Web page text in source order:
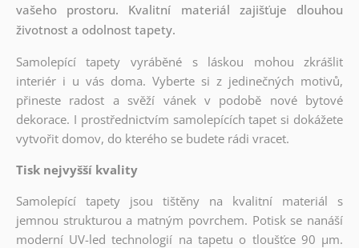
vašeho prostoru. Kvalitní materiál zajišťuje dlouhou
životnost a odolnost tapety.
Samolepící tapety vyráběné s láskou mohou zkrášlit
interiér i u vás doma. Vyberte si z jedinečných motivů,
přineste radost a svěží vánek v podobě nové bytové
dekorace. I prostřednictvím samolepících tapet si dokážete
vytvořit domov, do kterého se budete rádi vracet.
Tisk nejvyšší kvality
Samolepící tapety jsou tištěny na kvalitní materiál s
jemnou strukturou a matným povrchem. Potisk se nanáší
moderní UV-led technologií na tapetu o tloušťce 90 µm.